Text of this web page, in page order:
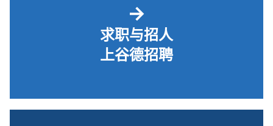
→
求职与招人
上谷德招聘